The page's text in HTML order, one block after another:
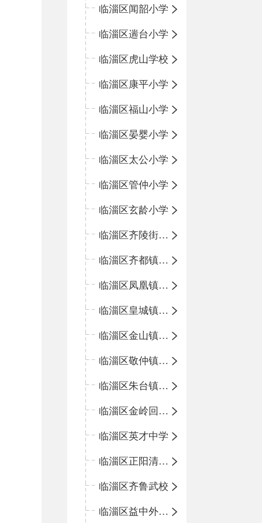
临淄区闻韶小学
临淄区遄台小学
临淄区虎山学校
临淄区康平小学
临淄区福山小学
临淄区晏婴小学
临淄区太公小学
临淄区管仲小学
临淄区玄龄小学
临淄区齐陵街道中心学校
临淄区齐都镇中心学校
临淄区凤凰镇中心学校
临淄区皇城镇中心学校
临淄区金山镇中心学校
临淄区敬仲镇中心学校
临淄区朱台镇中心学校
临淄区金岭回族镇中心学校
临淄区英才中学
临淄区正阳清北实验学校
临淄区齐鲁武校
临淄区益中外语学校